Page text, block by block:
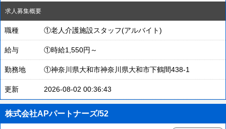
求人募集概要
職種 ①老人介護施設スタッフ(アルバイト)
給与 ①時給1,550円～
勤務地 ①神奈川県大和市神奈川県大和市下鶴間438-1
更新 2026-08-02 00:36:43
株式会社APパートナーズ/52